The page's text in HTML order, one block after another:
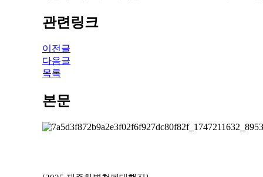
관련링크
이전글
다음글
목록
본문